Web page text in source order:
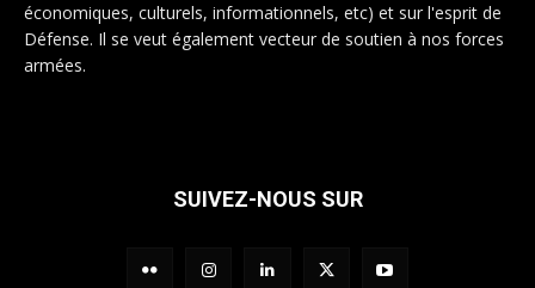
économiques, culturels, informationnels, etc) et sur l'esprit de
Défense. Il se veut également vecteur de soutien à nos forces
armées.
SUIVEZ-NOUS SUR